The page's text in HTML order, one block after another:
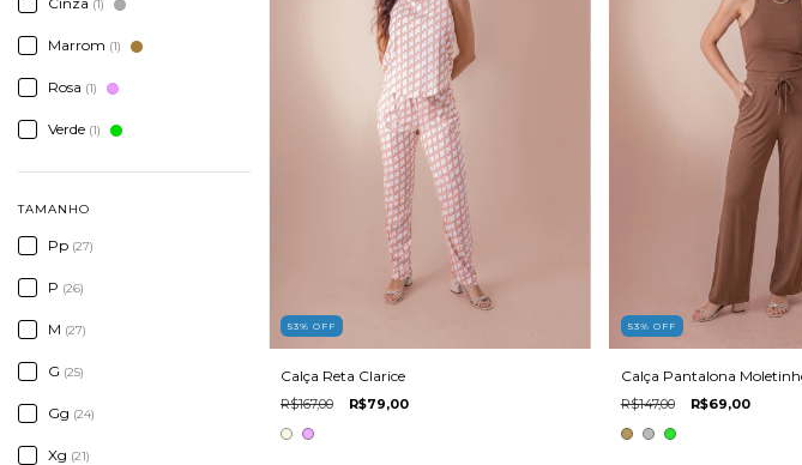
(1)
Marrom (1)
Rosa (1)
Verde (1)
TAMANHO
Pp (27)
P (26)
M (27)
G (25)
Gg (24)
Xg (21)
53% OFF
Calça Reta Clarice
R$167,00 R$79,00
53% OFF
Calça Pantalona
R$147,00 R$69,00